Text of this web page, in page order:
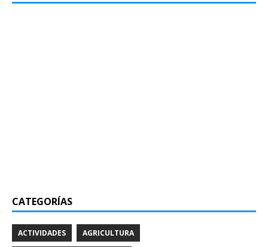
CATEGORÍAS
ACTIVIDADES AGRICULTURA